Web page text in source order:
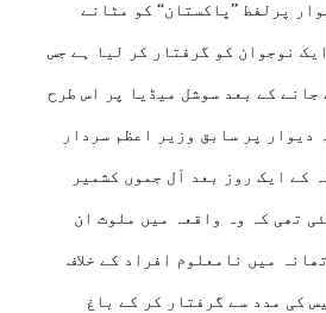
پرلفط ”پاکستان“ کو مٹانے
نوجوان کو گرفتار کر لیا ہے جس
کے بعد سوشل میڈیا پر اس طرح
پر سابق وزیر اعظم سردار
کے ایک روز بعد آل جموں کشمیر
اور حکومت کو 48 گھنٹے کی ڈیڈ لائن دی گئی تھی کہ وہ واقعہ میں ملوث ان
میں نامعلوم افراد کے خلاف
کی مدد سے گرفتار کر کے باغ